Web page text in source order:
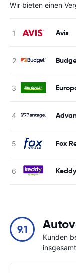
Wir bieten einen
Avis
Fox
9.1
Kunden